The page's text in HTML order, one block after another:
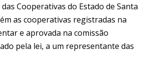
Cooperativas do Estado de Santa
as cooperativas registradas na
e aprovada na comissão
pela lei, a um representante das